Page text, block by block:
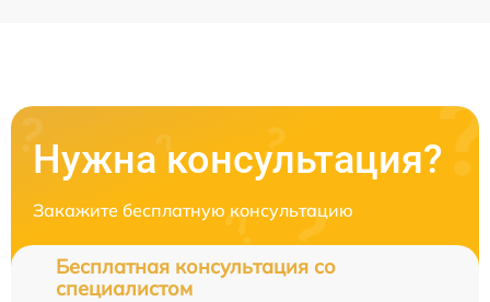
Нужна консультация?
Закажите бесплатную консультацию
Бесплатная консультация со
специалистом